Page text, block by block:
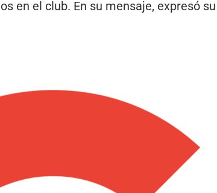
en el club. En su mensaje, expresó